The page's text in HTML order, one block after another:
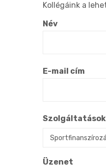
Kollégáink a
Név
E-mail cím
Szolgáltatások
Üzenet